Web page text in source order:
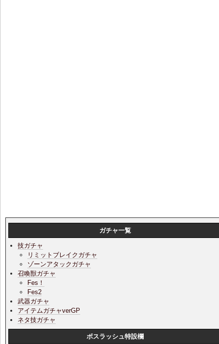
ガチャ一覧
技ガチャ
リミットブレイクガチャ
ゾーンアタックガチャ
召喚獣ガチャ
Fes！
Fes2
武器ガチャ
アイテムガチャverGP
ネタ技ガチャ
ボスラッシュ特設欄